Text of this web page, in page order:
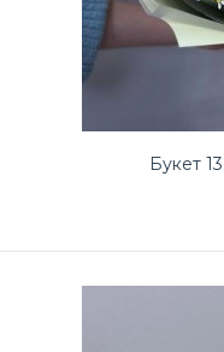
Букет